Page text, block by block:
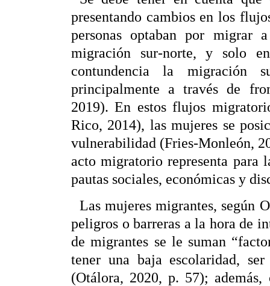
presentando cambios en los
personas optaban por migrar
migración sur-norte, y solo
contundencia la migración
principalmente a través de
2019). En estos flujos
Rico, 2014), las mujeres se
vulnerabilidad (Fries-Monleón,
acto migratorio representa para
pautas sociales, económicas y
Las mujeres migrantes, según
peligros o barreras a la hora de
de migrantes se le suman
tener una baja escolaridad,
(Otálora, 2020, p. 57);